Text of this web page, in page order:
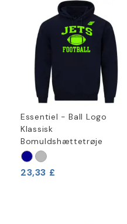
Essentiel - Ball Logo
Klassisk
Bomuldshættetrøje
23,33 £